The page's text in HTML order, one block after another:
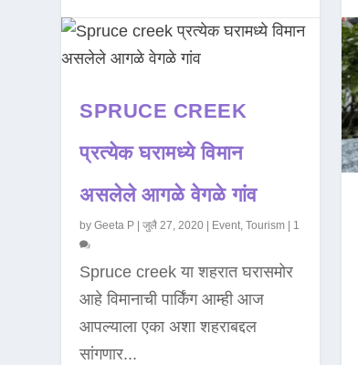
SPRUCE CREEK
प्रत्येक घरामध्ये विमान
असलेले आगळे वेगळे गांव
byGeeta P |जुलै 27, 2020 Event,Tourism 1
Spruce creek या शहरात घरासमोर
आहे विमानाची पार्किंग आम्ही आज
आपल्याला एका अशा शहराबद्दल
सांगणार...